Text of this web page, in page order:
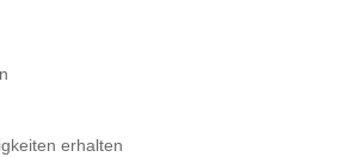
erhalten